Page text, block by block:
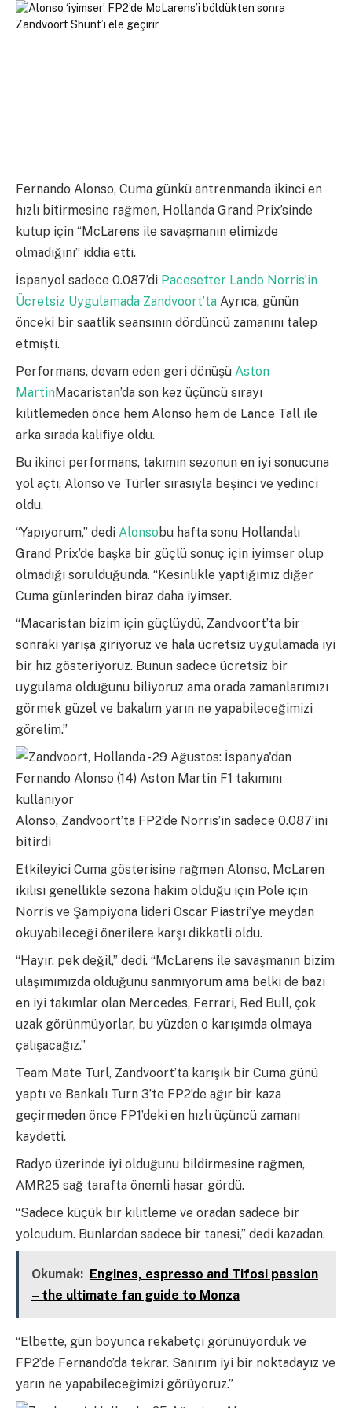
Fernando Alonso, Cuma günkü antrenmanda ikinci en
hızlı bitirmesine rağmen, Hollanda Grand Prix’sinde
kutup için “McLarens ile savaşmanın elimizde
olmadığını” iddia etti.
İspanyol sadece 0.087’di Pacesetter Lando Norris’in
Ücretsiz Uygulamada Zandvoort’ta Ayrıca, günün
önceki bir saatlik seansının dördüncü zamanını talep
etmişti.
Performans, devam eden geri dönüşü Aston
MartinMacaristan’da son kez üçüncü sırayı
kilitlemeden önce hem Alonso hem de Lance Tall ile
arka sırada kalifiye oldu.
Bu ikinci performans, takımın sezonun en iyi sonucuna
yol açtı, Alonso ve Türler sırasıyla beşinci ve yedinci
oldu.
“Yapıyorum,” dedi Alonsobu hafta sonu Hollandalı
Grand Prix’de başka bir güçlü sonuç için iyimser olup
olmadığı sorulduğunda. “Kesinlikle yaptığımız diğer
Cuma günlerinden biraz daha iyimser.
“Macaristan bizim için güçlüydü, Zandvoort’ta bir
sonraki yarışa giriyoruz ve hala ücretsiz uygulamada iyi
bir hız gösteriyoruz. Bunun sadece ücretsiz bir
uygulama olduğunu biliyoruz ama orada zamanlarımızı
görmek güzel ve bakalım yarın ne yapabileceğimizi
görelim.”
Alonso, Zandvoort’ta FP2’de Norris’in sadece 0.087’ini
bitirdi
Etkileyici Cuma gösterisine rağmen Alonso, McLaren
ikilisi genellikle sezona hakim olduğu için Pole için
Norris ve Şampiyona lideri Oscar Piastri’ye meydan
okuyabileceği önerilere karşı dikkatli oldu.
“Hayır, pek değil,” dedi. “McLarens ile savaşmanın bizim
ulaşımımızda olduğunu sanmıyorum ama belki de bazı
en iyi takımlar olan Mercedes, Ferrari, Red Bull, çok
uzak görünmüyorlar, bu yüzden o karışımda olmaya
çalışacağız.”
Team Mate Turl, Zandvoort’ta karışık bir Cuma günü
yaptı ve Bankalı Turn 3’te FP2’de ağır bir kaza
geçirmeden önce FP1’deki en hızlı üçüncü zamanı
kaydetti.
Radyo üzerinde iyi olduğunu bildirmesine rağmen,
AMR25 sağ tarafta önemli hasar gördü.
“Sadece küçük bir kilitleme ve oradan sadece bir
yolcudum. Bunlardan sadece bir tanesi,” dedi kazadan.
Okumak: Engines, espresso and Tifosi passion
– the ultimate fan guide to Monza
“Elbette, gün boyunca rekabetçi görünüyorduk ve
FP2’de Fernando’da tekrar. Sanırım iyi bir noktadayız ve
yarın ne yapabileceğimizi görüyoruz.”